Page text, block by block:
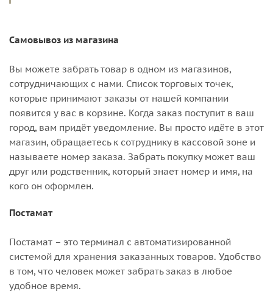
Самовывоз из магазина
Вы можете забрать товар в одном из магазинов,
сотрудничающих с нами. Список торговых точек,
которые принимают заказы от нашей компании
появится у вас в корзине. Когда заказ поступит в ваш
город, вам придёт уведомление. Вы просто идёте в этот
магазин, обращаетесь к сотруднику в кассовой зоне и
называете номер заказа. Забрать покупку может ваш
друг или родственник, который знает номер и имя, на
кого он оформлен.
Постамат
Постамат – это терминал с автоматизированной
системой для хранения заказанных товаров. Удобство
в том, что человек может забрать заказ в любое
удобное время.